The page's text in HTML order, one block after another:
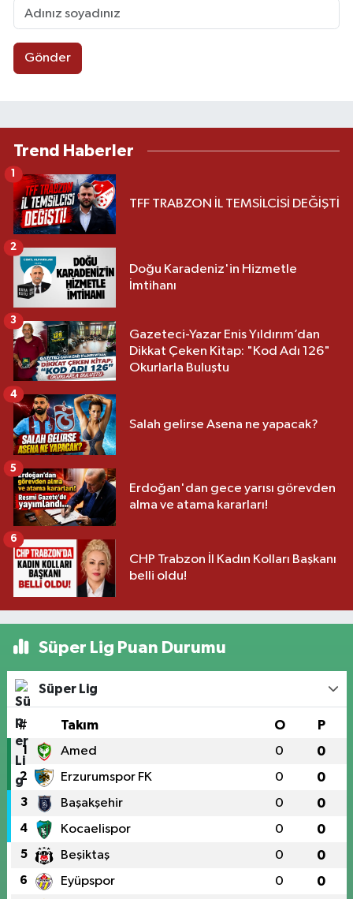
Gönder
Trend Haberler
TFF TRABZON İL TEMSİLCİSİ DEĞİŞTİ
1
Doğu Karadeniz'in Hizmetle
İmtihanı
2
Gazeteci-Yazar Enis Yıldırım’dan
Dikkat Çeken Kitap: "Kod Adı 126"
Okurlarla Buluştu
3
Salah gelirse Asena ne yapacak?
4
Erdoğan'dan gece yarısı görevden
alma ve atama kararları!
5
CHP Trabzon İl Kadın Kolları Başkanı
belli oldu!
6
Süper Lig Puan Durumu
Süper Lig
# Takım O P
1 Amed 0 0
2 Erzurumspor FK 0 0
3 Başakşehir 0 0
4 Kocaelispor 0 0
5 Beşiktaş 0 0
6 Eyüpspor 0 0